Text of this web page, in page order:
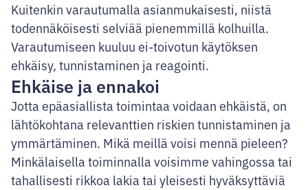
Kuitenkin varautumalla asianmukaisesti, niistä
todennäköisesti selviää pienemmillä kolhuilla.
Varautumiseen kuuluu ei-toivotun käytöksen
ehkäisy, tunnistaminen ja reagointi.
Ehkäise ja ennakoi
Jotta epäasiallista toimintaa voidaan ehkäistä, on
lähtökohtana relevanttien riskien tunnistaminen ja
ymmärtäminen. Mikä meillä voisi mennä pieleen?
Minkälaisella toiminnalla voisimme vahingossa tai
tahallisesti rikkoa lakia tai yleisesti hyväksyttäviä